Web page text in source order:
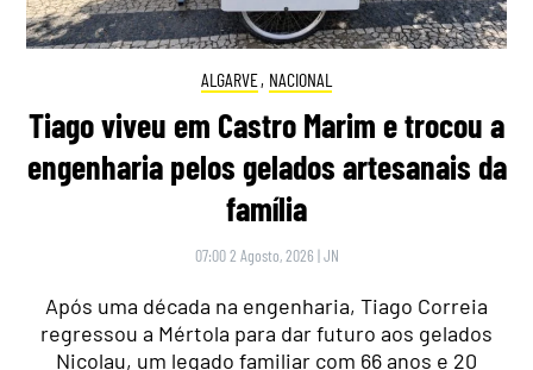
ALGARVE, NACIONAL
Tiago viveu em Castro Marim e trocou a
engenharia pelos gelados artesanais da
família
07:00 2 Agosto, 2026 |JN
Após uma década na engenharia, Tiago Correia
regressou a Mértola para dar futuro aos gelados
Nicolau, um legado familiar com 66 anos e 20